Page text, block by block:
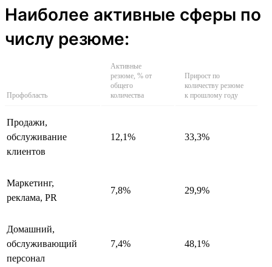
Наиболее активные сферы по
числу резюме:
Профобласть
Активные
резюме, % от
общего
количества
Прирост по
количеству резюме
к прошлому году
Продажи,
обслуживание
клиентов
12,1% 33,3%
Маркетинг,
реклама, PR
7,8% 29,9%
Домашний,
обслуживающий
персонал
7,4% 48,1%